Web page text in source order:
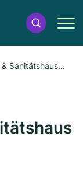
Sanitätshaus